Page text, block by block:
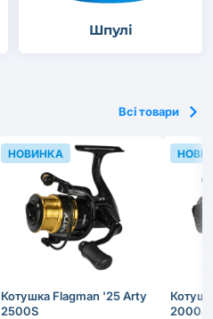
Шпулі
Всі товари
Котушка Flagman '25 Arty
2500S
НОВИНКА
2000S